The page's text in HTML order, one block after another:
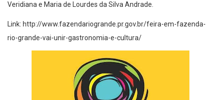
Veridiana e Maria de Lourdes da Silva Andrade.
Link: http://www.fazendariogrande.pr.gov.br/feira-em-fazenda-
rio-grande-vai-unir-gastronomia-e-cultura/